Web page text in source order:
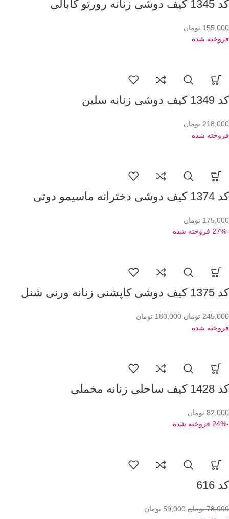
کد 1345 کیف دوشی زنانه رورتو کابالی
155,000 تومان
فروخته شده
کد 1349 کیف دوشی زنانه سلین
218,000 تومان
فروخته شده
کد 1374 کیف دوشی دخترانه ماسیمو دوتی
175,000 تومان
-27%
فروخته شده
کد 1375 کیف دوشی کاپشنی زنانه ورنی شنل
245,000 تومان 180,000 تومان
فروخته شده
کد 1428 کیف ساحلی زنانه مخملی
82,000 تومان
-24%
فروخته شده
کد 616
78,000 تومان 59,000 تومان